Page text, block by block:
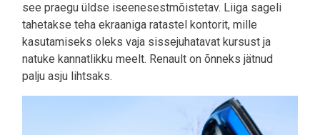
see praegu üldse iseenesestmõistetav. Liiga sageli
tahetakse teha ekraaniga ratastel kontorit, mille
kasutamiseks oleks vaja sissejuhatavat kursust ja
natuke kannatlikku meelt. Renault on õnneks jätnud
palju asju lihtsaks.